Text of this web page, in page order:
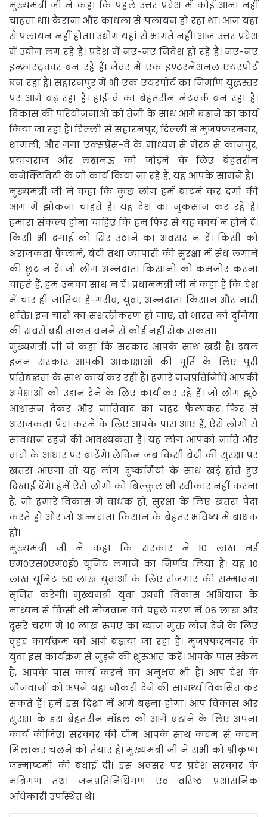
मुख्यमंत्री जी ने कहा कि पहले उत्तर प्रदेश में कोई आना नहीं
चाहता था। कैराना और कांधला से पलायन हो रहा था। आज यहां
से पलायन नहीं होता। उद्योग यहां से भागते नहीं। आज उत्तर प्रदेश
में उद्योग लग रहे हैं। प्रदेश में नए-नए निवेश हो रहे हैं। नए-नए
इन्फ्रास्ट्रक्चर बन रहे हैं। जेवर में एक इण्टरनेशनल एयरपोर्ट
बन रहा है। सहारनपुर में भी एक एयरपोर्ट का निर्माण युद्धस्तर
पर आगे बढ़ रहा है। हाई-वे का बेहतरीन नेटवर्क बन रहा है।
विकास की परियोजनाओं को तेजी के साथ आगे बढ़ाने का कार्य
किया जा रहा है। दिल्ली से सहारनपुर, दिल्ली से मुजफ्फरनगर,
शामली, और गंगा एक्सप्रेस-वे के माध्यम से मेरठ से कानपुर,
प्रयागराज और लखनऊ को जोड़ने के लिए बेहतरीन
कनेक्टिविटी के जो कार्य किया जा रहे हैं, यह आपके सामने हैं।
मुख्यमंत्री जी ने कहा कि कुछ लोग हमें बांटने कर दंगों की
आग में झोंकना चाहते हैं। यह देश का नुकसान कर रहे हैं।
हमारा संकल्प होना चाहिए कि हम फिर से यह कार्य न होने दें।
किसी भी दंगाई को सिर उठाने का अवसर न दें। किसी को
अराजकता फैलाने, बेटी तथा व्यापारी की सुरक्षा में सेंध लगाने
की छूट न दें। जो लोग अन्नदाता किसानों को कमजोर करना
चाहते हैं, हम उनका साथ न दें। प्रधानमंत्री जी ने कहा है कि देश
में चार ही जातियां हैं-गरीब, युवा, अन्नदाता किसान और नारी
शक्ति। इन चारों का सशक्तीकरण हो जाए, तो भारत को दुनिया
की सबसे बड़ी ताकत बनने से कोई नहीं रोक सकता।
मुख्यमंत्री जी ने कहा कि सरकार आपके साथ खड़ी है। डबल
इंजन सरकार आपकी आकांक्षाओं की पूर्ति के लिए पूरी
प्रतिबद्धता के साथ कार्य कर रही है। हमारे जनप्रतिनिधि आपकी
अपेक्षाओं को उड़ान देने के लिए कार्य कर रहे हैं। जो लोग झूठे
आश्वासन देकर और जातिवाद का जहर फैलाकर फिर से
अराजकता पैदा करने के लिए आपके पास आए हैं, ऐसे लोगों से
सावधान रहने की आवश्यकता है। यह लोग आपको जाति और
वादों के आधार पर बांटेंगे। लेकिन जब किसी बेटी की सुरक्षा पर
खतरा आएगा तो यह लोग दुष्कर्मियों के साथ खड़े होते हुए
दिखाई देंगे। हमें ऐसे लोगों को बिल्कुल भी स्वीकार नहीं करना
है, जो हमारे विकास में बाधक हो, सुरक्षा के लिए खतरा पैदा
करते हो और जो अन्नदाता किसान के बेहतर भविष्य में बाधक
हो।
मुख्यमंत्री जी ने कहा कि सरकार ने 10 लाख नई
एम0एस0एम0ई0 यूनिट लगाने का निर्णय लिया है। यह 10
लाख यूनिट 50 लाख युवाओं के लिए रोजगार की सम्भावना
सृजित करेगी। मुख्यमंत्री युवा उद्यमी विकास अभियान के
माध्यम से किसी भी नौजवान को पहले चरण में 05 लाख और
दूसरे चरण में 10 लाख रुपए का ब्याज मुक्त लोन देने के लिए
वृहद कार्यक्रम को आगे बढ़ाया जा रहा है। मुजफ्फरनगर के
युवा इस कार्यक्रम से जुड़ने की शुरुआत करें। आपके पास स्केल
है, आपके पास कार्य करने का अनुभव भी है। आप देश के
नौजवानों को अपने यहां नौकरी देने की सामर्थ्य विकसित कर
सकते हैं। हमें इस दिशा में आगे बढ़ना होगा। आप विकास और
सुरक्षा के इस बेहतरीन मॉडल को आगे बढ़ाने के लिए अपना
कार्य कीजिए। सरकार की टीम आपके साथ कदम से कदम
मिलाकर चलने को तैयार हैं। मुख्यमंत्री जी ने सभी को श्रीकृष्ण
जन्माष्टमी की बधाई दी। इस अवसर पर प्रदेश सरकार के
मंत्रिगण तथा जनप्रतिनिधिगण एवं वरिष्ठ प्रशासनिक
अधिकारी उपस्थित थे।